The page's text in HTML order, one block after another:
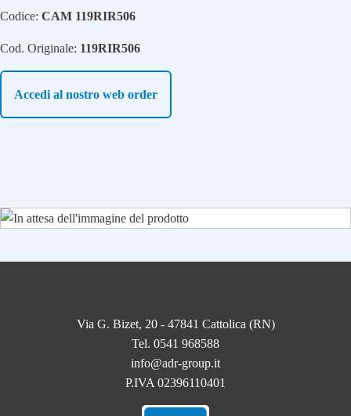
Codice: CAM 119RIR506
Cod. Originale: 119RIR506
Accedi al nostro web order
Via G. Bizet, 20 - 47841 Cattolica (RN)
Tel. 0541 968588
info@adr-group.it
P.IVA 02396110401